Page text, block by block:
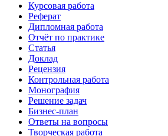
Курсовая работа
Реферат
Дипломная работа
Отчёт по практике
Статья
Доклад
Рецензия
Контрольная работа
Монография
Решение задач
Бизнес-план
Ответы на вопросы
Творческая работа